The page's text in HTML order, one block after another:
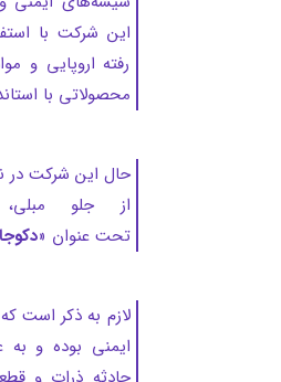
این شرکت با
رفته اروپایی و
محصولاتی با
حال این شرکت در
از جلو
تحت عنوان «
لازم به ذکر است
ایمنی بوده و